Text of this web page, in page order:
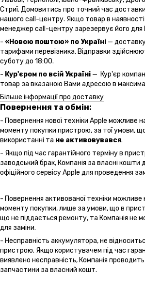
Стриї. Домовитись про точний час
нашого call-центру. Якщо товар в наявності
менеджер call-центру зарезервує його для
- «Новою поштою» по Україні —
тарифами перевізника. Відправки
суботу до 18:00.
- Кур'єром по всій Україні — Кур'єр
товар за вказаною Вами адресою в
Більше інформації про доставку
Повернення та обмін:
- Повернення нової техніки Apple можливе
моменту покупки пристрою, за тої умови,
використанні та не активовувався.
- Якщо під час гарантійного терміну в
заводський брак, Компанія за власні кошти
офіційного сервісу Apple для проведення
- Повернення активованої техніки можливе
моменту покупки, лише за умови, що в
що не піддається ремонту, та Компанія не
для заміни.
- Несправність аккумулятора, не
пристрою. Якщо користувачем під час
виявлено несправність, Компанія
запчастини за власний кошт.